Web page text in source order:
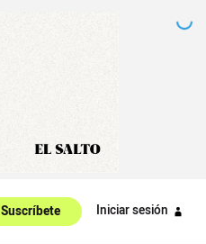
Suscríbete Iniciar sesión